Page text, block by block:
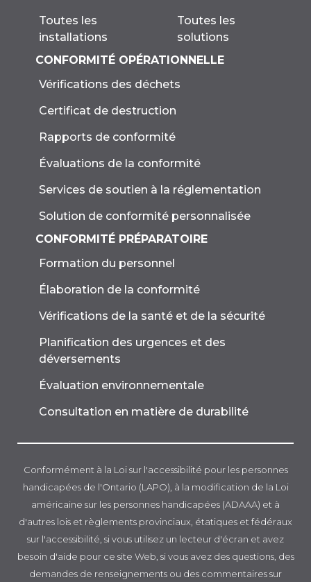
Toutes les
installations
Toutes les
solutions
CONFORMITÉ OPÉRATIONNELLE
Vérifications des déchets
Certificat de destruction
Rapports de conformité
Évaluations de la conformité
Services de soutien à la réglementation
Solution de conformité personnalisée
CONFORMITÉ PRÉPARATOIRE
Formation du personnel
Élaboration de la conformité
Vérifications de la santé et de la sécurité
Planification des urgences et des
déversements
Évaluation environnementale
Consultation en matière de durabilité
Conformément à la Loi sur l'accessibilité pour les personnes
handicapées de l'Ontario (LAPO), à la modification de la Loi
américaine sur les personnes handicapées (ADAAA) et à
d'autres lois et règlements provinciaux, étatiques et fédéraux
sur l'accessibilité, si vous utilisez un lecteur d'écran et avez
besoin d'aide pour ce site Web, si vous avez des questions, des
demandes de renseignements ou des commentaires sur